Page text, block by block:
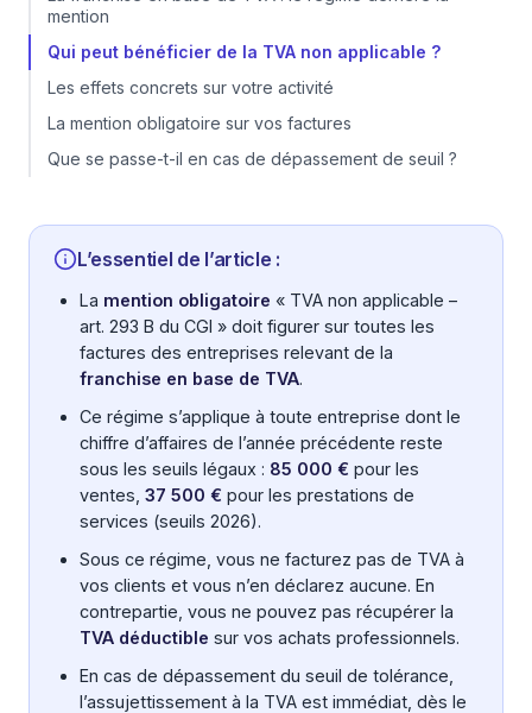
mention
Qui peut bénéficier de la TVA non applicable ?
Les effets concrets sur votre activité
La mention obligatoire sur vos factures
Que se passe-t-il en cas de dépassement de seuil ?
L’essentiel de l’article :
La mention obligatoire « TVA non applicable –
art. 293 B du CGI » doit figurer sur toutes les
factures des entreprises relevant de la
franchise en base de TVA.
Ce régime s’applique à toute entreprise dont le
chiffre d’affaires de l’année précédente reste
sous les seuils légaux : 85 000 € pour les
ventes, 37 500 € pour les prestations de
services (seuils 2026).
Sous ce régime, vous ne facturez pas de TVA à
vos clients et vous n’en déclarez aucune. En
contrepartie, vous ne pouvez pas récupérer la
TVA déductible sur vos achats professionnels.
En cas de dépassement du seuil de tolérance,
l’assujettissement à la TVA est immédiat, dès le